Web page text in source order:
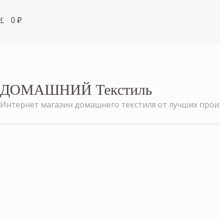
0 ₽
ДОМАШНИЙ Текстиль
Интернет магазин домашнего текстиля от лучших